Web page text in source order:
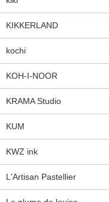
KIKKERLAND
kochi
KOH-I-NOOR
KRAMA Studio
KUM
KWZ ink
L'Artisan Pastellier